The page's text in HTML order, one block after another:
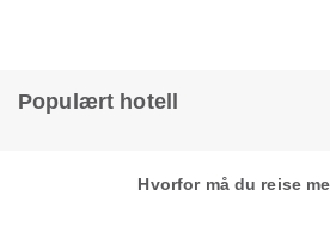
Populært hotell
Hvorfor må du reise